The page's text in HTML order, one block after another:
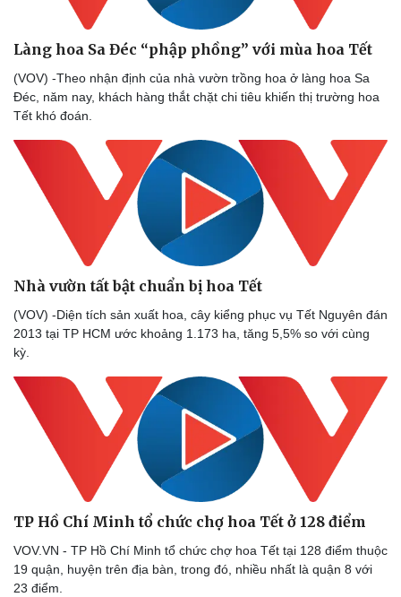
Làng hoa Sa Đéc “phập phồng” với mùa hoa Tết
(VOV) -Theo nhận định của nhà vườn trồng hoa ở làng hoa Sa
Đéc, năm nay, khách hàng thắt chặt chi tiêu khiến thị trường hoa
Tết khó đoán.
Nhà vườn tất bật chuẩn bị hoa Tết
(VOV) -Diện tích sản xuất hoa, cây kiểng phục vụ Tết Nguyên đán
2013 tại TP HCM ước khoảng 1.173 ha, tăng 5,5% so với cùng
kỳ.
TP Hồ Chí Minh tổ chức chợ hoa Tết ở 128 điểm
VOV.VN - TP Hồ Chí Minh tổ chức chợ hoa Tết tại 128 điểm thuộc
19 quận, huyện trên địa bàn, trong đó, nhiều nhất là quận 8 với
23 điểm.